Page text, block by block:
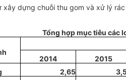
dựng chuỗi thu gom và xử lý
Tổng hợp mục tiêu các
2014 2015
2,65